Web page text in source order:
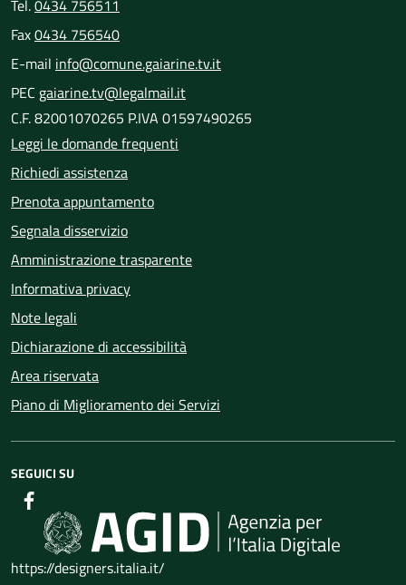
Tel.0434 756511
Fax0434 756540
E-mail info@comune.gaiarine.tv.it
PEC gaiarine.tv@legalmail.it
C.F. 82001070265 P.IVA 01597490265
Leggi le domande frequenti
Richiedi assistenza
Prenota appuntamento
Segnala disservizio
Amministrazione trasparente
Informativa privacy
Note legali
Dichiarazione di accessibilità
Area riservata
Piano di Miglioramento dei Servizi
SEGUICI SU
https://designers.italia.it/